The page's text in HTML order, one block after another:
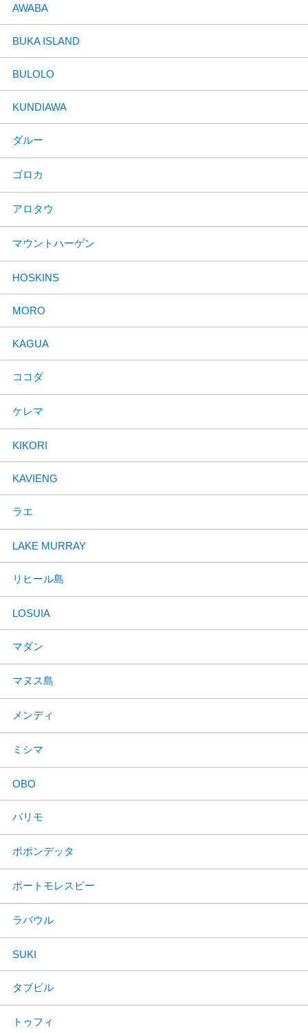
AWABA
BUKA ISLAND
BULOLO
KUNDIAWA
ダルー
ゴロカ
アロタウ
マウントハーゲン
HOSKINS
MORO
KAGUA
ココダ
ケレマ
KIKORI
KAVIENG
ラエ
LAKE MURRAY
リヒール島
LOSUIA
マダン
マヌス島
メンディ
ミシマ
OBO
バリモ
ポポンデッタ
ポートモレスビー
ラバウル
SUKI
タブビル
トゥフィ